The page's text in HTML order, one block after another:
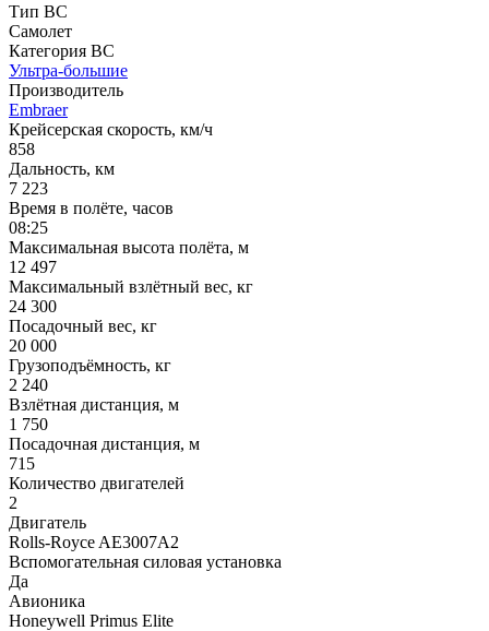
Тип ВС
Самолет
Категория ВС
Ультра-большие
Производитель
Embraer
Крейсерская скорость, км/ч
858
Дальность, км
7 223
Время в полёте, часов
08:25
Максимальная высота полёта, м
12 497
Максимальный взлётный вес, кг
24 300
Посадочный вес, кг
20 000
Грузоподъёмность, кг
2 240
Взлётная дистанция, м
1 750
Посадочная дистанция, м
715
Количество двигателей
2
Двигатель
Rolls-Royce AE3007A2
Вспомогательная силовая установка
Да
Авионика
Honeywell Primus Elite